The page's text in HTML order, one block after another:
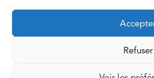
Refuser
Vie privéePolitique